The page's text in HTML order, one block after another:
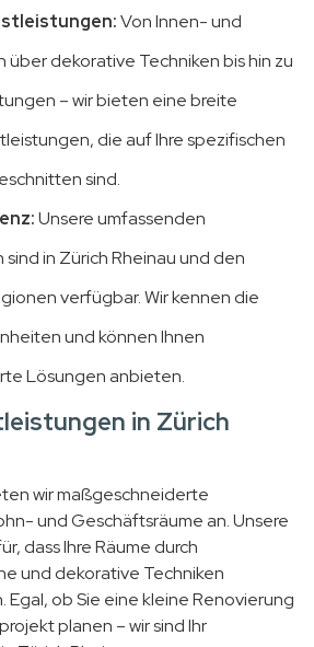
Von Innen- und
über dekorative Techniken bis hin zu
– wir bieten eine breite
die auf Ihre spezifischen
sind.
Unsere umfassenden
in Zürich Rheinau und den
verfügbar. Wir kennen die
und können Ihnen
Lösungen anbieten.
in Zürich
wir maßgeschneiderte
und Geschäftsräume an. Unsere
dass Ihre Räume durch
und dekorative Techniken
ob Sie eine kleine Renovierung
planen – wir sind Ihr